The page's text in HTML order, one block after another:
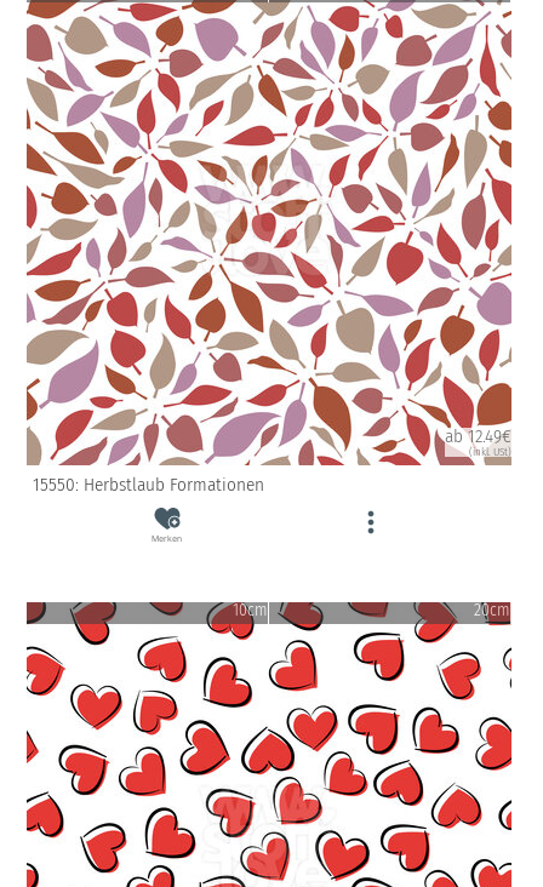
ab 12.49€
(inkl. USt)
15550: Herbstlaub Formationen
Merken
10cm 20cm